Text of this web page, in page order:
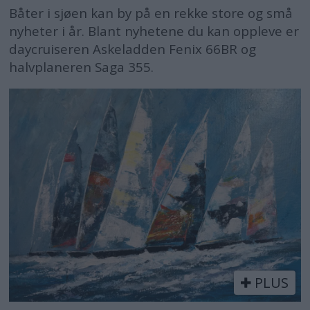
Båter i sjøen kan by på en rekke store og små
nyheter i år. Blant nyhetene du kan oppleve er
daycruiseren Askeladden Fenix 66BR og
halvplaneren Saga 355.
PLUS